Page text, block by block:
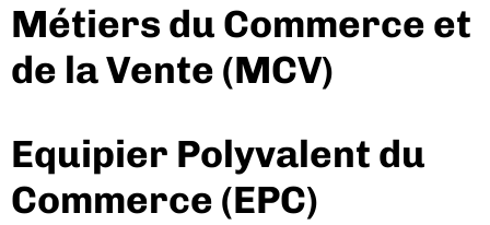
Métiers du Commerce et
de la Vente (MCV)
Equipier Polyvalent du
Commerce (EPC)